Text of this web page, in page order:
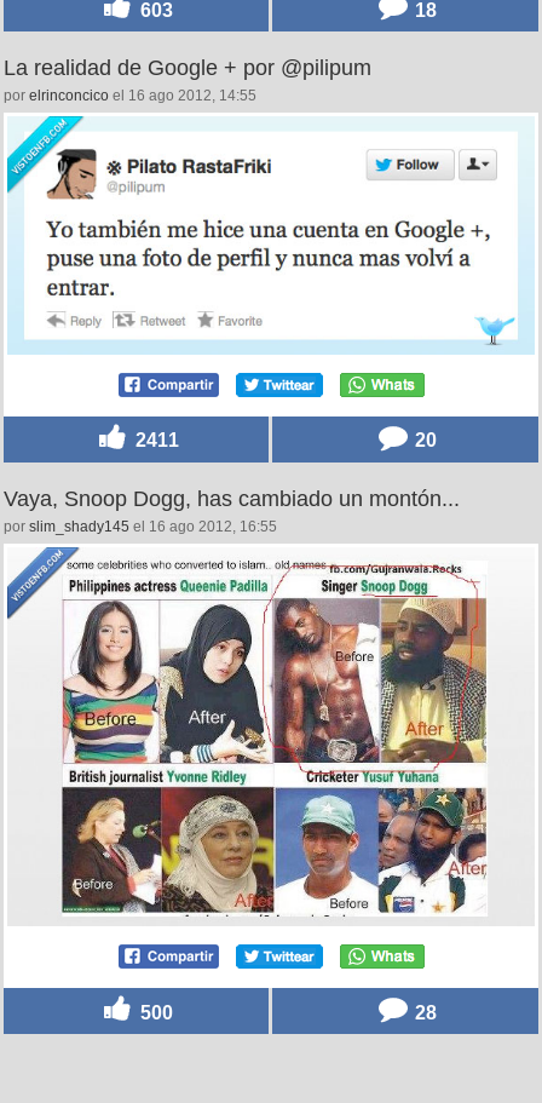
603 18
La realidad de Google + por @pilipum
por elrinconcico el 16 ago 2012, 14:55
2411 20
Vaya, Snoop Dogg, has cambiado un montón...
por slim_shady145 el 16 ago 2012, 16:55
500 28